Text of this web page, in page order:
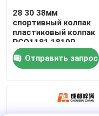
О нас
Путешествие фабрики
Свяжитесь мы
28 30 38мм
спортивный колпак
пластиковый колпак
PCO1181 1810P
Отправить запрос